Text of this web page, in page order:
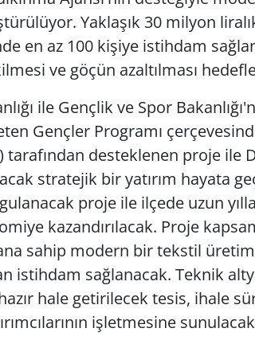
Yaklaşık 30 milyon
en az 100 kişiye istihdam
ve göçün azaltılması
ile Gençlik ve Spor
Gençler Programı
tarafından desteklenen proje ile
stratejik bir yatırım hayata
proje ile ilçede uzun
kazandırılacak. Proje
sahip modern bir tekstil
istihdam sağlanacak. Teknik
hale getirilecek tesis, ihale
işletmesine